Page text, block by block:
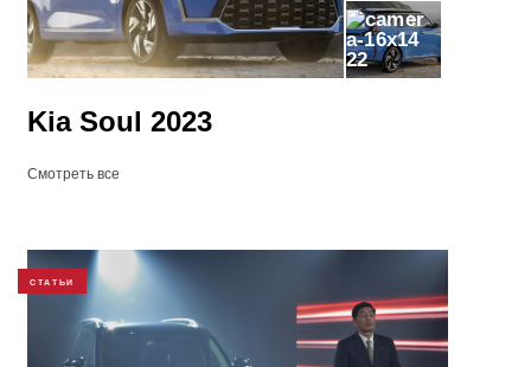
22
Kia Soul 2023
Смотреть все
СТАТЬИ